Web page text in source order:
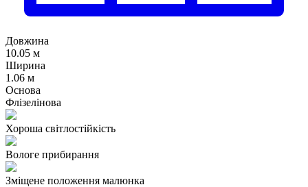
Довжина
10.05 м
Ширина
1.06 м
Основа
Флізелінова
Хороша світлостійкість
Вологе прибирання
Зміщене положення малюнка